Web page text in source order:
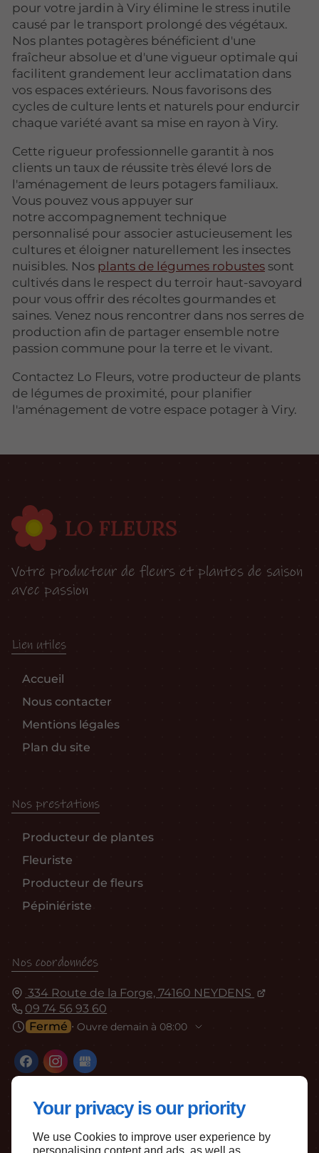
Your privacy is our priority
We use Cookies to improve user experience by
personalising content and ads, as well as
pour votre jardin à Viry élimine le stress inutile
causé par le transport prolongé des végétaux.
Nos plantes potagères bénéficient d'une
fraîcheur absolue et d'une vigueur optimale qui
facilitent grandement leur acclimatation dans
vos espaces extérieurs. Nous favorisons des
cycles de culture lents et naturels pour endurcir
chaque variété avant sa mise en rayon à Viry.
Cette rigueur professionnelle garantit à nos
clients un taux de réussite très élevé lors de
l'aménagement de leurs potagers familiaux.
Vous pouvez vous appuyer sur
notre accompagnement technique
personnalisé pour associer astucieusement les
cultures et éloigner naturellement les insectes
nuisibles. Nos plants de légumes robustes sont
cultivés dans le respect du terroir haut-savoyard
pour vous offrir des récoltes gourmandes et
saines. Venez nous rencontrer dans nos serres de
production afin de partager ensemble notre
passion commune pour la terre et le vivant.
Contactez Lo Fleurs, votre producteur de plants
de légumes de proximité, pour planifier
l'aménagement de votre espace potager à Viry.
Votre producteur de fleurs et plantes de saison
avec passion
Lien utiles
Accueil
Nous contacter
Mentions légales
Plan du site
Nos prestations
Producteur de plantes
Fleuriste
Producteur de fleurs
Pépiniériste
Nos coordonnées
334 Route de la Forge, 74160 NEYDENS
09 74 56 93 60
Fermé ⋅ Ouvre demain à 08:00